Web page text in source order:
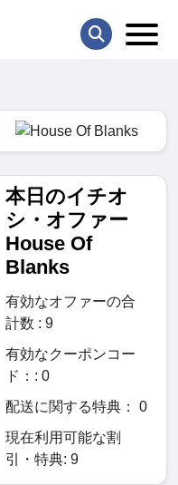
本日のイチオ
シ・オファー
House Of
Blanks
有効なオファーの合
計数 : 9
有効なクーポンコー
ド：: 0
配送に関する特典： 0
現在利用可能な割
引・特典: 9